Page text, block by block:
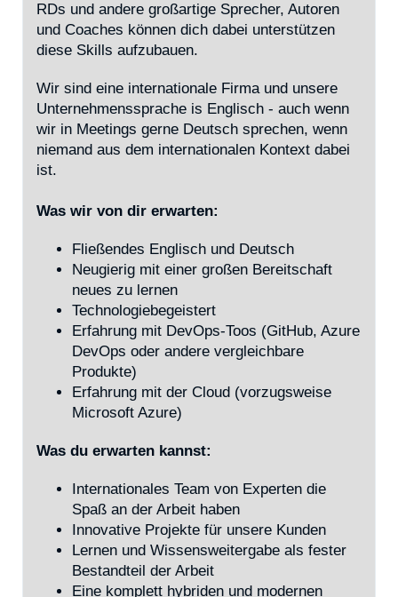
RDs und andere großartige Sprecher, Autoren
und Coaches können dich dabei unterstützen
diese Skills aufzubauen.
Wir sind eine internationale Firma und unsere
Unternehmenssprache is Englisch - auch wenn
wir in Meetings gerne Deutsch sprechen, wenn
niemand aus dem internationalen Kontext dabei
ist.
Was wir von dir erwarten:
Fließendes Englisch und Deutsch
Neugierig mit einer großen Bereitschaft
neues zu lernen
Technologiebegeistert
Erfahrung mit DevOps-Toos (GitHub, Azure
DevOps oder andere vergleichbare
Produkte)
Erfahrung mit der Cloud (vorzugsweise
Microsoft Azure)
Was du erwarten kannst:
Internationales Team von Experten die
Spaß an der Arbeit haben
Innovative Projekte für unsere Kunden
Lernen und Wissensweitergabe als fester
Bestandteil der Arbeit
Eine komplett hybriden und modernen